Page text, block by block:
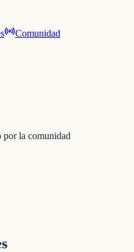
Comunidad
por la comunidad